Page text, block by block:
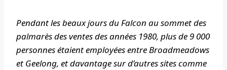
Pendant les beaux jours du Falcon au sommet des
palmarès des ventes des années 1980, plus de 9 000
personnes étaient employées entre Broadmeadows
et Geelong, et davantage sur d’autres sites comme